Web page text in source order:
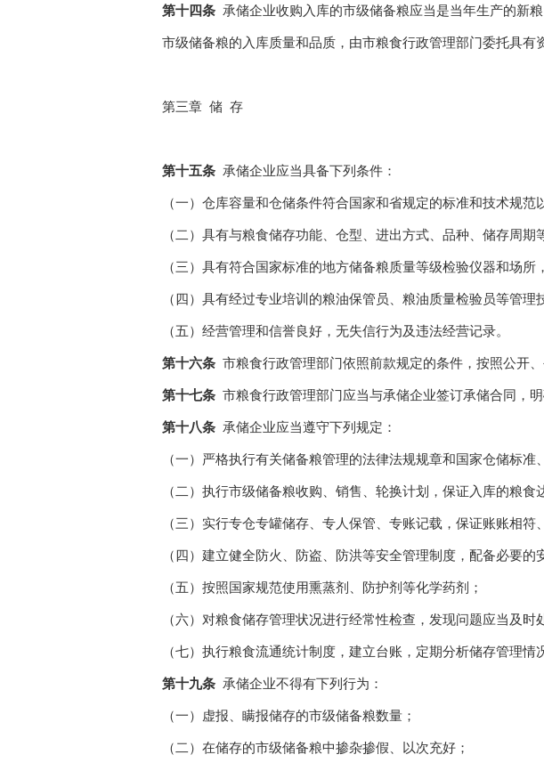
第十四条 承储企业收购入库的市级储备粮应当是当年生产的新
市级储备粮的入库质量和品质，由市粮食行政管理部门委托具有
第三章 储 存
第十五条 承储企业应当具备下列条件：
（一）仓库容量和仓储条件符合国家和省规定的标准和技术规范
（二）具有与粮食储存功能、仓型、进出方式、品种、储存周期
（三）具有符合国家标准的地方储备粮质量等级检验仪器和场
（四）具有经过专业培训的粮油保管员、粮油质量检验员等管理
（五）经营管理和信誉良好，无失信行为及违法经营记录。
第十六条 市粮食行政管理部门依照前款规定的条件，按照公开
第十七条 市粮食行政管理部门应当与承储企业签订承储合同，
第十八条 承储企业应当遵守下列规定：
（一）严格执行有关储备粮管理的法律法规规章和 国家仓储标准
（二）执行市级储备粮收购、销售、轮换计划，保证入库的粮
（三）实行专仓专罐储存、专人保管、专账记载，保证账账相符
（四）建立健全防火、防盗、防洪等安全管理制度，配备必要的
（五）按照国家规范使用熏蒸剂、防护剂等化学药剂；
（六）对粮食储存管理状况进行经常性检查，发现问题应当及
（七）执行粮食流通统计制度，建立台账，定期分析储存管理情
第十九条 承储企业不得有下列行为：
（一）虚报、瞒报储存的市级储备粮数量；
（二）在储存的市级储备粮中掺杂掺假、以次充好；